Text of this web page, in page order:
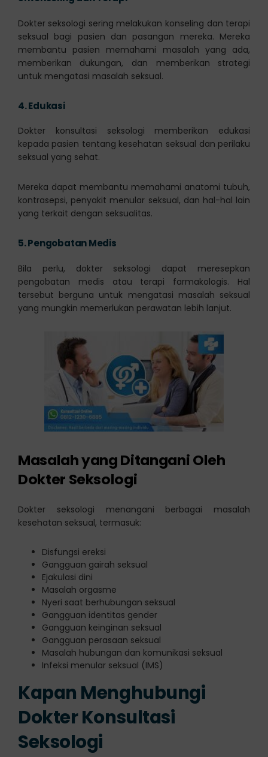
Dokter seksologi sering melakukan konseling dan terapi
seksual bagi pasien dan pasangan mereka. Mereka
membantu pasien memahami masalah yang ada,
memberikan dukungan, dan memberikan strategi
untuk mengatasi masalah seksual.
4.Edukasi
Dokter konsultasi seksologi memberikan edukasi
kepada pasien tentang kesehatan seksual dan perilaku
seksual yang sehat.
Mereka dapat membantu memahami anatomi tubuh,
kontrasepsi, penyakit menular seksual, dan hal-hal lain
yang terkait dengan seksualitas.
5.Pengobatan Medis
Bila perlu, dokter seksologi dapat meresepkan
pengobatan medis atau terapi farmakologis. Hal
tersebut berguna untuk mengatasi masalah seksual
yang mungkin memerlukan perawatan lebih lanjut.
Masalah yang Ditangani Oleh
Dokter Seksologi
Dokter seksologi menangani berbagai masalah
kesehatan seksual, termasuk:
Disfungsi ereksi
Gangguan gairah seksual
Ejakulasi dini
Masalah orgasme
Nyeri saat berhubungan seksual
Gangguan identitas gender
Gangguan keinginan seksual
Gangguan perasaan seksual
Masalah hubungan dan komunikasi seksual
Infeksi menular seksual (IMS)
Kapan Menghubungi
Dokter Konsultasi
Seksologi